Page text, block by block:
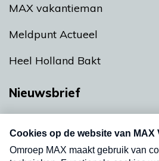
MAX vakantieman
Meldpunt Actueel
Heel Holland Bakt
Nieuwsbrief
nieuwsbrief. Elke vrijdag- en
uw mailbox.